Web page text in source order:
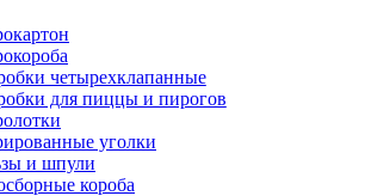
четырехклапанные
для пиццы и пирогов
уголки
и шпули
короба